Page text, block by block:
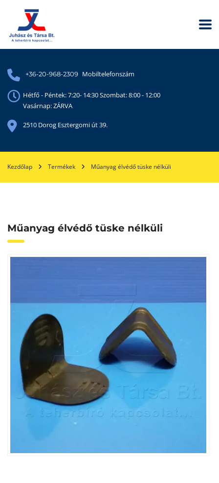
+36-20-968-2309 Mobiltelefonszám
Hétfő - Péntek: 7:20- 14:30 Szombat: 8:00 - 12:00
Vasárnap: ZÁRVA
2510 Dorog Esztergomi út 39.
Kezdőlap Termékek Műanyag élvédő tüske nélküli
Műanyag élvédő tüske nélküli